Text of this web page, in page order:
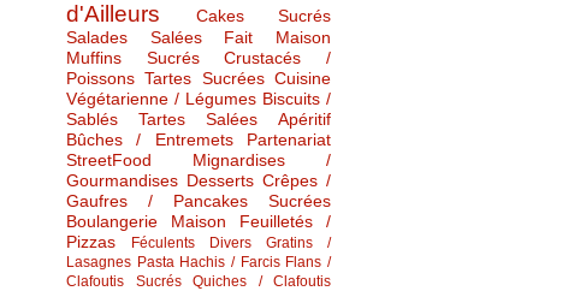
d'Ailleurs
Cakes Sucrés
Salades Salées
Fait Maison
Muffins Sucrés
Crustacés /
Poissons Tartes Sucrées Cuisine
Végétarienne / Légumes Biscuits /
Sablés
Tartes Salées
Apéritif
Bûches / Entremets
Partenariat
StreetFood
Mignardises /
Gourmandises Desserts Crêpes /
Gaufres / Pancakes Sucrées
Boulangerie Maison
Feuilletés /
Pizzas
Féculents Divers
Gratins /
Lasagnes Pasta Hachis / Farcis Flans /
Clafoutis Sucrés
Quiches / Clafoutis